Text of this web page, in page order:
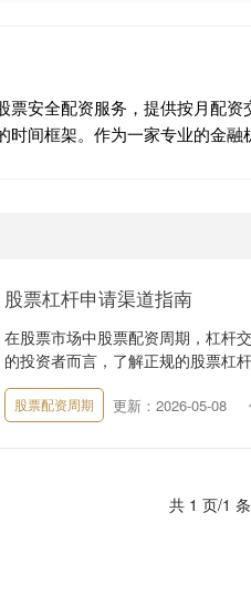
票安全配资服务，提供按月配
时间框架。作为一家专业的金
股票杠杆申请渠道指南
在股票市场中股票配资周期，杠杆
的投资者而言，了解正规的股票杠
股票配资周期 更新：2026-05-08
共 1 页/1